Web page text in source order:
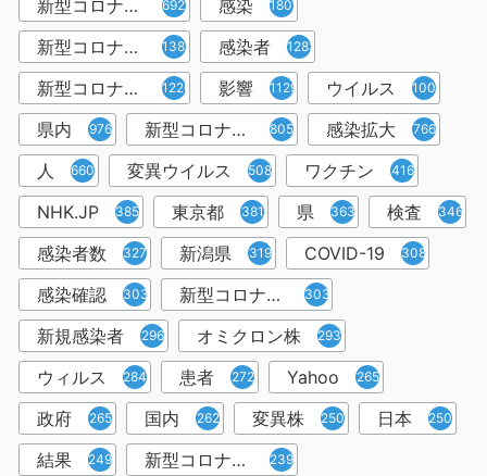
新型コロナウイルス 6921 感染 1809
新型コロナウィルス 1382 感染者 1283
新型コロナウイルス感染症 1226 影響 1129 ウイルス 1001
県内 976 新型コロナウイルス感染 805 感染拡大 766
人 660 変異ウイルス 508 ワクチン 416
NHK.JP 385 東京都 381 県 363 検査 346
感染者数 327 新潟県 319 COVID-19 308
感染確認 303 新型コロナウィルス感染症 303
新規感染者 296 オミクロン株 293
ウィルス 284 患者 272 Yahoo 265
政府 265 国内 262 変異株 250 日本 250
結果 249 新型コロナウイルスワクチン 239